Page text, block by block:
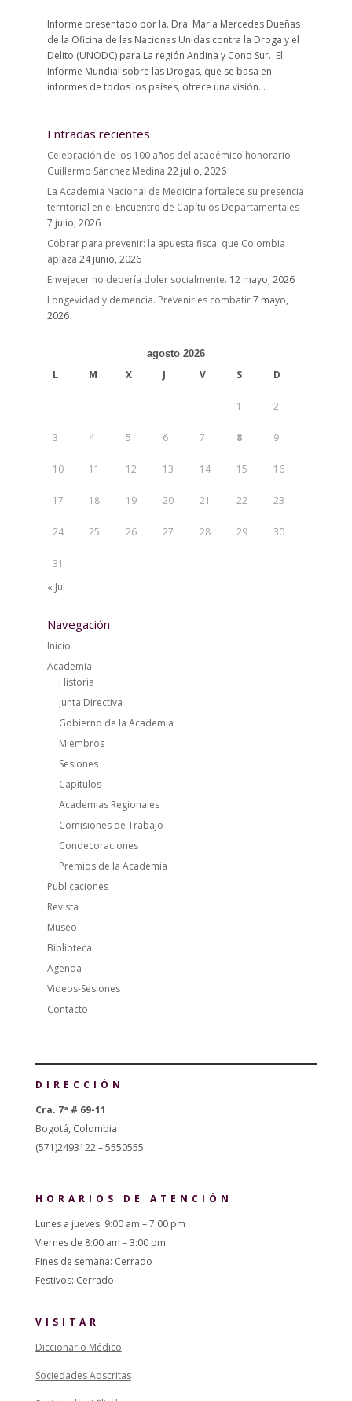
Informe presentado por la. Dra. María Mercedes Dueñas
de la Oficina de las Naciones Unidas contra la Droga y el
Delito (UNODC) para La región Andina y Cono Sur. El
Informe Mundial sobre las Drogas, que se basa en
informes de todos los países, ofrece una visión...
Entradas recientes
Celebración de los 100 años del académico honorario
Guillermo Sánchez Medina 22 julio, 2026
La Academia Nacional de Medicina fortalece su presencia
territorial en el Encuentro de Capítulos Departamentales
7 julio, 2026
Cobrar para prevenir: la apuesta fiscal que Colombia
aplaza 24 junio, 2026
Envejecer no debería doler socialmente. 12 mayo, 2026
Longevidad y demencia. Prevenir es combatir7 mayo,
2026
agosto 2026
L M X J V S D
1 2
3 4 5 6 7 8 9
10 11 12 13 14 15 16
17 18 19 20 21 22 23
24 25 26 27 28 29 30
31
« Jul
Navegación
Inicio
Academia
Historia
Junta Directiva
Gobierno de la Academia
Miembros
Sesiones
Capítulos
Academias Regionales
Comisiones de Trabajo
Condecoraciones
Premios de la Academia
Publicaciones
Revista
Museo
Biblioteca
Agenda
Videos-Sesiones
Contacto
DIRECCIÓN
Cra. 7ª # 69-11
Bogotá, Colombia
(571)2493122 – 5550555
HORARIOS DE ATENCIÓN
Lunes a jueves: 9:00 am – 7:00 pm
Viernes de 8:00 am – 3:00 pm
Fines de semana: Cerrado
Festivos: Cerrado
VISITAR
Diccionario Médico
Sociedades Adscritas